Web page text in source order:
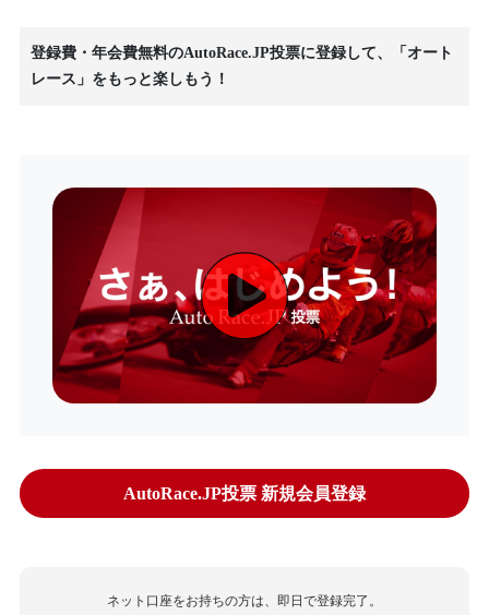
登録費・年会費無料のAutoRace.JP投票に登録して、「オート
レース」をもっと楽しもう！
AutoRace.JP投票 新規会員登録
ネット口座をお持ちの方は、即日で登録完了。